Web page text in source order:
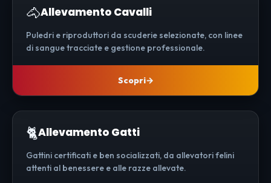
🐴Allevamento Cavalli
Puledri e riproduttori da scuderie selezionate, con linee
di sangue tracciate e gestione professionale.
Scopri
🐈Allevamento Gatti
Gattini certificati e ben socializzati, da allevatori felini
attenti al benessere e alle razze allevate.